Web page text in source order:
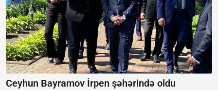
Ceyhun Bayramov İrpen şəhərində oldu